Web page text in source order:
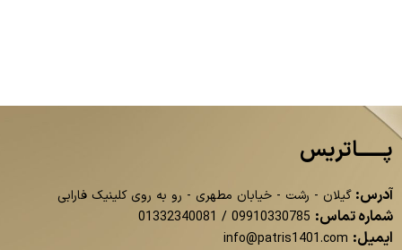
پــــــاتریس
آدرس: گیلان - رشت - خیابان مطهری - رو به روی کلینیک فارابی
شماره تماس: 09910330785
/
01332340081
ایمیل: info@patris1401.com